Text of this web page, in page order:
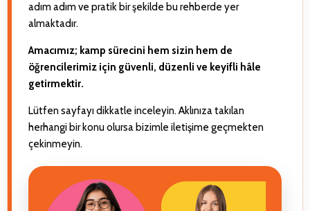
adım adım ve pratik bir şekilde bu rehberde yer
almaktadır.
Amacımız; kamp sürecini hem sizin hem de
öğrencilerimiz için güvenli, düzenli ve keyifli hâle
getirmektir.
Lütfen sayfayı dikkatle inceleyin. Aklınıza takılan
herhangi bir konu olursa bizimle iletişime geçmekten
çekinmeyin.